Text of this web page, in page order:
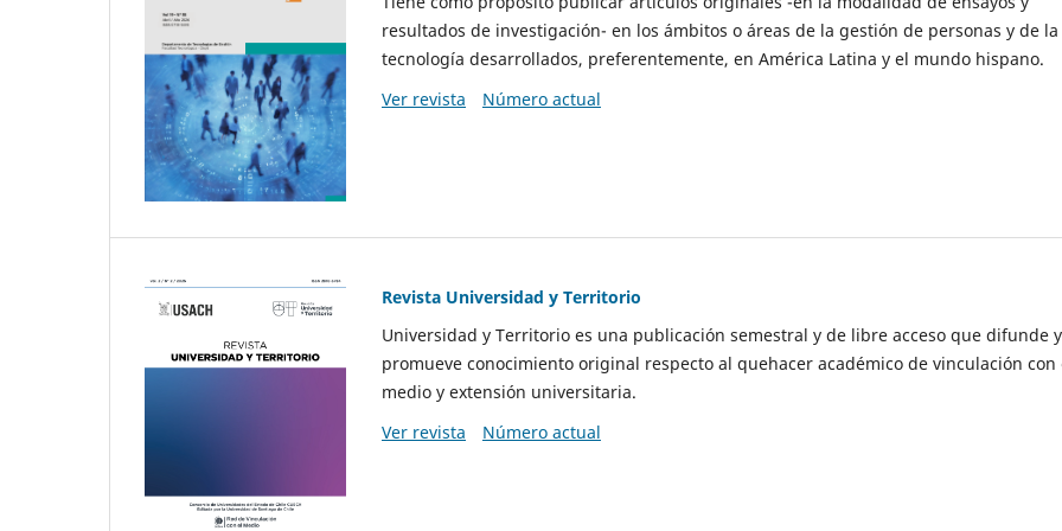
resultados de investigación- en los ámbitos o áreas de la gestión de personas y de la
tecnología desarrollados, preferentemente, en América Latina y el mundo hispano.
Ver revista
Número actual
Revista Universidad y Territorio
Universidad y Territorio es una publicación semestral y de libre acceso que difunde y
promueve conocimiento original respecto al quehacer académico de vinculación con
medio y extensión universitaria.
Ver revista
Número actual